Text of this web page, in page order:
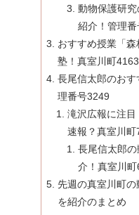
動物保護研
紹介！管理
おすすめ授業「
塾！真室川町4163
長尾信太郎のお
理番号3249
滝沢広報に注
速報？真室川町
長尾信太郎
介！真室川町
先週の真室川町
を紹介のまとめ